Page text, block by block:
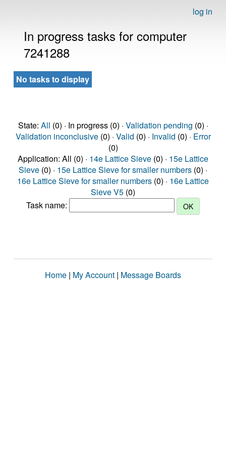
log in
In progress tasks for computer
7241288
No tasks to display
State: All (0) · In progress (0) · Validation pending (0) ·
Validation inconclusive(0) · Valid (0) · Invalid (0) · Error
(0)
Application: All (0) · 14e Lattice Sieve (0) · 15e Lattice
Sieve (0) · 15e Lattice Sieve for smaller numbers (0) ·
16e Lattice Sieve for smaller numbers (0) · 16e Lattice
Sieve V5 (0)
Task name:
Home | My Account | Message Boards